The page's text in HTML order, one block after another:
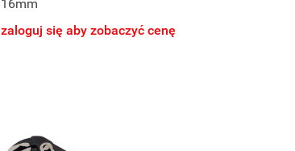
16mm
zaloguj się aby zobaczyć cenę